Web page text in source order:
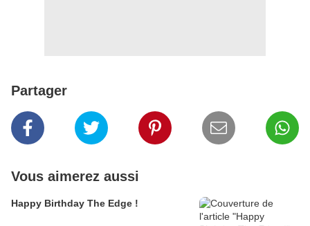
Partager
Vous aimerez aussi
Happy Birthday The Edge !